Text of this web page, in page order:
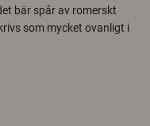
bär spår av romerskt
som mycket ovanligt i